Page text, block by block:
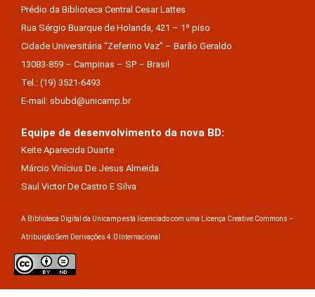
Prédio da Biblioteca Central Cesar Lattes
Rua Sérgio Buarque de Holanda, 421 – 1º piso
Cidade Universitária “Zeferino Vaz” – Barão Geraldo
13083-859 – Campinas – SP – Brasil
Tel.: (19) 3521-6493
E-mail: sbubd@unicamp.br
Equipe de desenvolvimento da nova BD:
Keite Aparecida Duarte
Márcio Vinícius De Jesus Almeida
Saul Victor De Castro E Silva
A Biblioteca Digital da Unicamp está licenciado com uma Licença Creative Commons –
Atribuição Sem Derivações 4.0 Internacional